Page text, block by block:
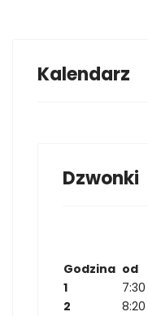
Kalendarz
Dzwonki
Godzina od
1
7:30
2
8:20